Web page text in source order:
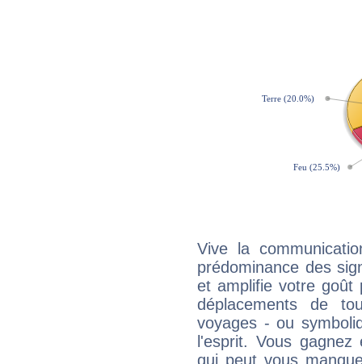
Vive la
prédominance des
et amplifie votre goût
déplacements de
voyages - ou
l'esprit. Vous
qui peut vous